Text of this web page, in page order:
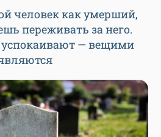
человек как умерший,
переживать за него.
— вещими